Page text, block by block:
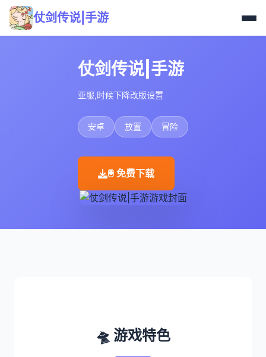
仗剑传说|手游
仗剑传说|手游
亚服,时候下降改版设置
安卓 放置 冒险
🖲️ 免费下载
🛸 游戏特色